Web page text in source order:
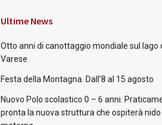
Ultime News
Otto anni di canottaggio mondiale sul lago
Varese
Festa della Montagna. Dall’8 al 15 agosto
Nuovo Polo scolastico 0 – 6 anni.
pronta la nuova struttura che ospiterà nido